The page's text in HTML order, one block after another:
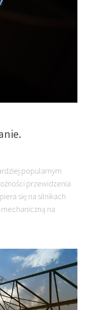
popularnym
przewidzenia
się na silnikach
na